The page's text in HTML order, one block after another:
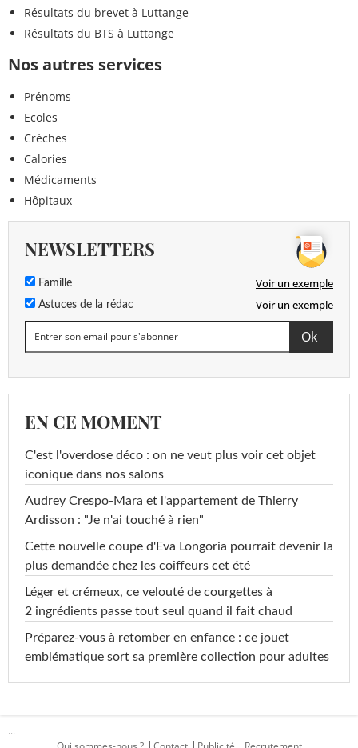
Résultats du brevet à Luttange
Résultats du BTS à Luttange
Nos autres services
Prénoms
Ecoles
Crèches
Calories
Médicaments
Hôpitaux
NEWSLETTERS
Famille Voir un exemple
Astuces de la rédac Voir un exemple
EN CE MOMENT
C'est l'overdose déco : on ne veut plus voir cet objet
iconique dans nos salons
Audrey Crespo-Mara et l'appartement de Thierry
Ardisson : "Je n'ai touché à rien"
Cette nouvelle coupe d'Eva Longoria pourrait devenir la
plus demandée chez les coiffeurs cet été
Léger et crémeux, ce velouté de courgettes à
2 ingrédients passe tout seul quand il fait chaud
Préparez-vous à retomber en enfance : ce jouet
emblématique sort sa première collection pour adultes
...